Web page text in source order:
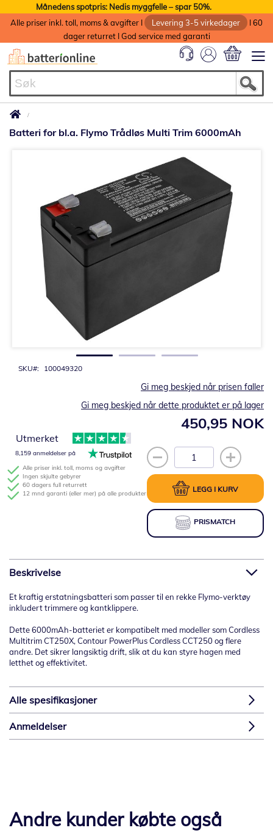
Månedens spotpris: Nedis myggfelle – spar 50%.
Alle priser inkl. toll, moms & avgifter I
Levering 3-5 virkedager
I 60
dager returret I God service med garanti
Batteri for bl.a. Flymo Trådløs Multi Trim 6000mAh
SKU 100049320
450,95 NOK
Gi meg beskjed når prisen faller
Gi meg beskjed når dette produktet er på lager
LEGG I KURV
PRISMATCH
Alle priser inkl. toll, moms og avgifter
Ingen skjulte gebyrer
60 dagers full returrett
12 mnd garanti (eller mer) på alle produkter
Utmerket
8,159 anmeldelser på
bildegalleri
Beskrivelse
Et kraftig erstatningsbatteri som passer til en rekke Flymo-verktøy
inkludert trimmere og kantklippere.
Dette 6000mAh-batteriet er kompatibelt med modeller som Cordless
Multitrim CT250X, Contour PowerPlus Cordless CCT250 og flere
andre. Det sikrer langsiktig drift, slik at du kan styre hagen med
letthet og effektivitet.
Alle spesifikasjoner
Anmeldelser
Andre kunder købte også